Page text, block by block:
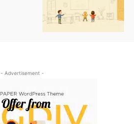
- Advertisement -